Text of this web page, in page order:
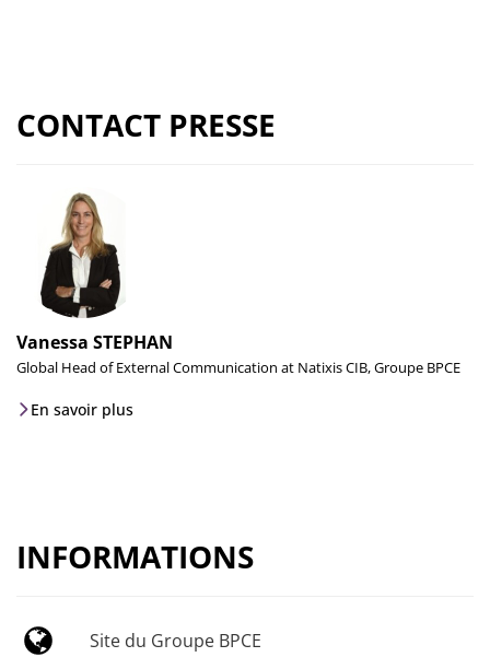
CONTACT PRESSE
Vanessa STEPHAN
Global Head of External Communication at Natixis CIB, Groupe BPCE
En savoir plus
INFORMATIONS
Site du Groupe BPCE